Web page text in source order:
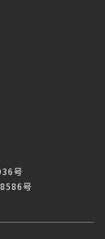
号
号